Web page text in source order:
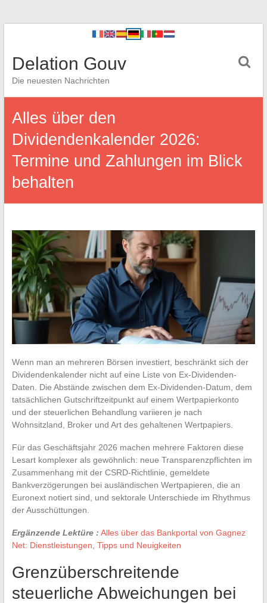
Delation Gouv
Die neuesten Nachrichten
Alles über den
Dividendenkalender 2026:
Termine und Zahlungen im Blick
behalten
Wenn man an mehreren Börsen investiert, beschränkt sich der
Dividendenkalender nicht auf eine Liste von Ex-Dividenden-
Daten. Die Abstände zwischen dem Ex-Dividenden-Datum, dem
tatsächlichen Gutschriftzeitpunkt auf einem Wertpapierkonto
und der steuerlichen Behandlung variieren je nach
Wohnsitzland, Broker und Art des gehaltenen Wertpapiers.
Für das Geschäftsjahr 2026 machen mehrere Faktoren diese
Lesart komplexer als gewöhnlich: neue Transparenzpflichten im
Zusammenhang mit der CSRD-Richtlinie, gemeldete
Bankverzögerungen bei ausländischen Wertpapieren, die an
Euronext notiert sind, und sektorale Unterschiede im Rhythmus
der Ausschüttungen.
Ergänzende Lektüre : Alles über das Bankportal von Gagnez
Net: Dienstleistungen, Tipps und Neuigkeiten
Grenzüberschreitende
steuerliche Abweichungen bei